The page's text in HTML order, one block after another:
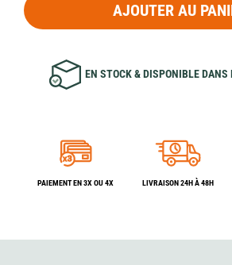
AJOUTER AU
EN STOCK & DISPONIBLE DANS
PAIEMENT EN 3X OU 4X LIVRAISON 24H À 48H